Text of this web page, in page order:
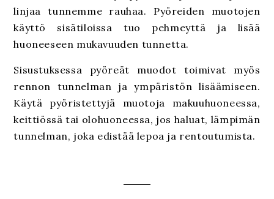
linjaa tunnemme rauhaa. Pyöreiden muotojen
käyttö sisätiloissa tuo pehmeyttä ja lisää
huoneeseen mukavuuden tunnetta.
Sisustuksessa pyöreät muodot toimivat myös
rennon tunnelman ja ympäristön lisäämiseen.
Käytä pyöristettyjä muotoja makuuhuoneessa,
keittiössä tai olohuoneessa, jos haluat, lämpimän
tunnelman, joka edistää lepoa ja rentoutumista.